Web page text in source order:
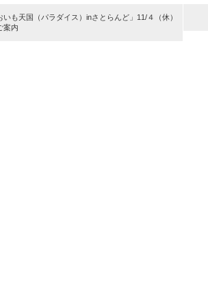
いも天国（パラダイス）inさとらんど」11/４（休）
案内